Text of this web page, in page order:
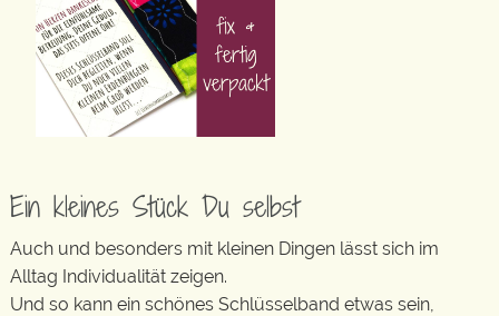
Ein kleines Stück Du selbst
Auch und besonders mit kleinen Dingen lässt sich im
Alltag Individualität zeigen.
Und so kann ein schönes Schlüsselband etwas sein,